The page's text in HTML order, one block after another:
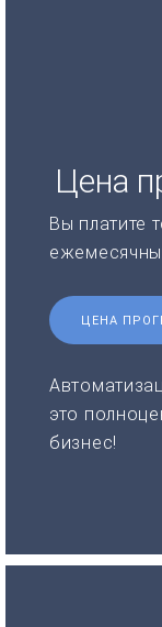
Цена
Вы платите
ЦЕНА
это
бизнес!